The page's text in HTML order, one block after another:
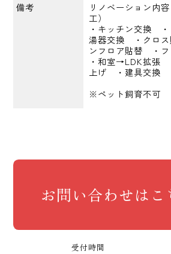
備考
リノベーション内
工）
・キッチン交換
湯器交換 ・クロ
ンフロア貼替 ・フ
・和室→LDK拡張
上げ ・建具交換
※ペット飼育不可
お問い合わせはこ
受付時間